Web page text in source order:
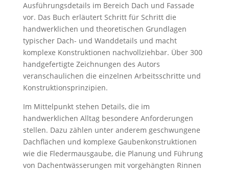
Ausführungsdetails im Bereich Dach und Fassade
vor. Das Buch erläutert Schritt für Schritt die
handwerklichen und theoretischen Grundlagen
typischer Dach- und Wanddetails und macht
komplexe Konstruktionen nachvollziehbar. Über 300
handgefertigte Zeichnungen des Autors
veranschaulichen die einzelnen Arbeitsschritte und
Konstruktionsprinzipien.
Im Mittelpunkt stehen Details, die im
handwerklichen Alltag besondere Anforderungen
stellen. Dazu zählen unter anderem geschwungene
Dachflächen und komplexe Gaubenkonstruktionen
wie die Fledermausgaube, die Planung und Führung
von Dachentwässerungen mit vorgehängten Rinnen